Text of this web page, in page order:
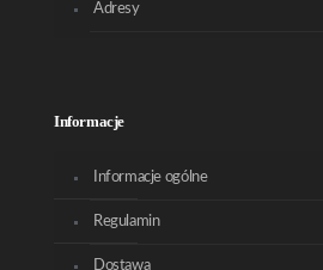
Adresy
Informacje
Informacje ogólne
Regulamin
Dostawa